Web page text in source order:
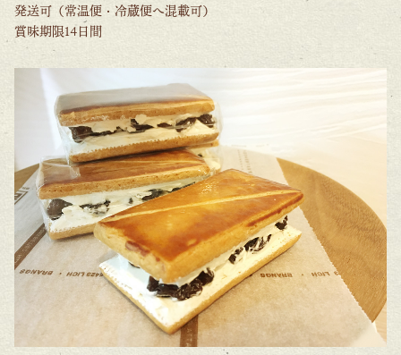
発送可（常温便・冷蔵便へ混載可）
賞味期限14日間